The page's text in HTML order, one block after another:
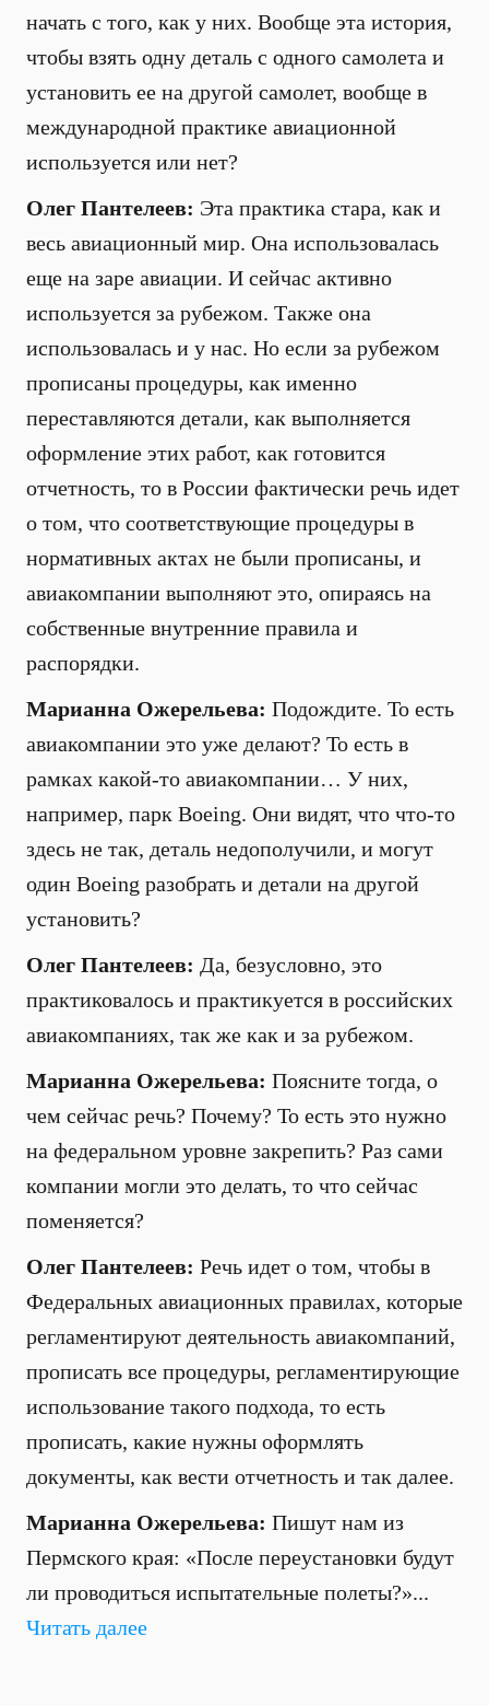
начать с того, как у них. Вообще эта история,
чтобы взять одну деталь с одного самолета и
установить ее на другой самолет, вообще в
международной практике авиационной
используется или нет?
Олег Пантелеев: Эта практика стара, как и
весь авиационный мир. Она использовалась
еще на заре авиации. И сейчас активно
используется за рубежом. Также она
использовалась и у нас. Но если за рубежом
прописаны процедуры, как именно
переставляются детали, как выполняется
оформление этих работ, как готовится
отчетность, то в России фактически речь идет
о том, что соответствующие процедуры в
нормативных актах не были прописаны, и
авиакомпании выполняют это, опираясь на
собственные внутренние правила и
распорядки.
Марианна Ожерельева: Подождите. То есть
авиакомпании это уже делают? То есть в
рамках какой-то авиакомпании… У них,
например, парк Boeing. Они видят, что что-то
здесь не так, деталь недополучили, и могут
один Boeing разобрать и детали на другой
установить?
Олег Пантелеев: Да, безусловно, это
практиковалось и практикуется в российских
авиакомпаниях, так же как и за рубежом.
Марианна Ожерельева: Поясните тогда, о
чем сейчас речь? Почему? То есть это нужно
на федеральном уровне закрепить? Раз сами
компании могли это делать, то что сейчас
поменяется?
Олег Пантелеев: Речь идет о том, чтобы в
Федеральных авиационных правилах, которые
регламентируют деятельность авиакомпаний,
прописать все процедуры, регламентирующие
использование такого подхода, то есть
прописать, какие нужны оформлять
документы, как вести отчетность и так далее.
Марианна Ожерельева: Пишут нам из
Пермского края: «После переустановки будут
ли проводиться испытательные полеты?»...
Читать далее